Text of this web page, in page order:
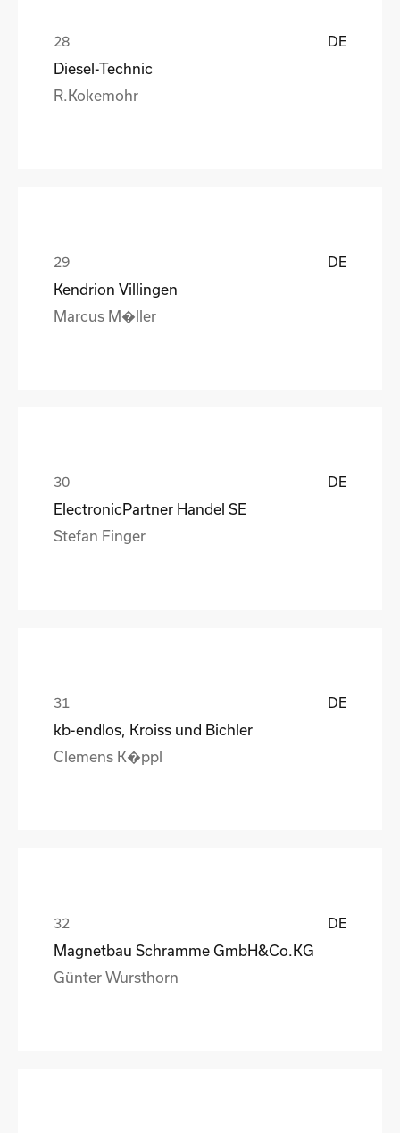
DE
Diesel-Technic
R.Kokemohr
DE
Kendrion Villingen
Marcus M�ller
DE
ElectronicPartner Handel SE
Stefan Finger
DE
kb-endlos, Kroiss und Bichler
Clemens K�ppl
DE
Magnetbau Schramme GmbH&Co.KG
Günter Wursthorn